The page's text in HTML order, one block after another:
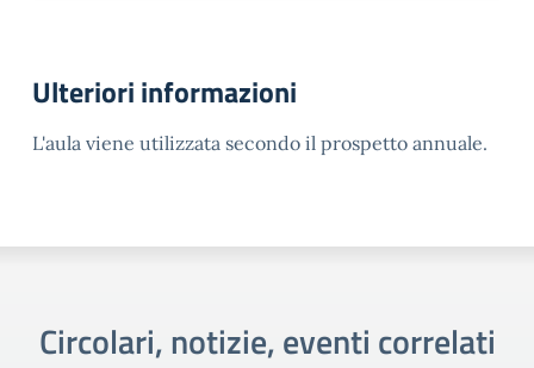
Ulteriori informazioni
L'aula viene utilizzata secondo il prospetto annuale.
Circolari, notizie, eventi correlati